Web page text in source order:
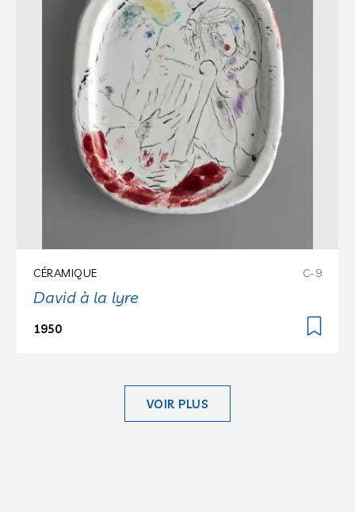
Pertinence
CÉRAMIQUE C-9
David à la lyre
1950
VOIR PLUS